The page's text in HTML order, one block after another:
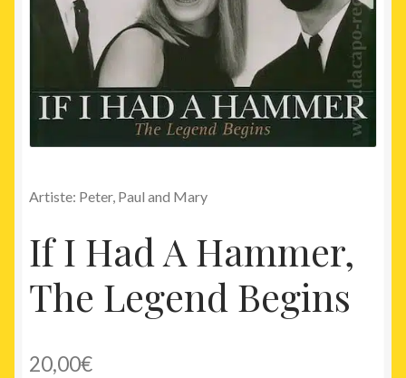
Artiste: Peter, Paul and Mary
If I Had A Hammer,
The Legend Begins
20,00€